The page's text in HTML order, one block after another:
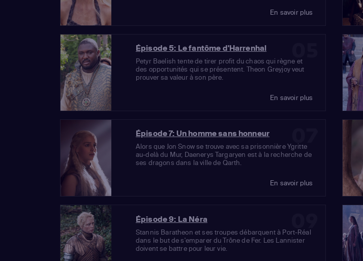
En savoir plus
Épisode 5: Le fantôme d'Harrenhal
Petyr Baelish tente de tirer profit du chaos qui règne et
des opportunités qui se présentent. Theon Greyjoy veut
prouver sa valeur à son père.
En savoir plus
Épisode 7: Un homme sans honneur
Alors que Jon Snow se trouve avec sa prisonnière Ygritte
au-delà du Mur, Daenerys Targaryen est à la recherche de
ses dragons dans la ville de Qarth.
En savoir plus
Épisode 9: La Néra
Stannis Baratheon et ses troupes débarquent à Port-Réal
dans le but de s'emparer du Trône de Fer. Les Lannister
doivent se battre pour leur vie.